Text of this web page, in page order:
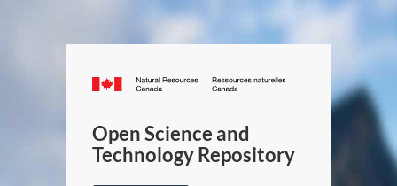
Canada.ca
/
Canada
Open Science and
Technology Repository